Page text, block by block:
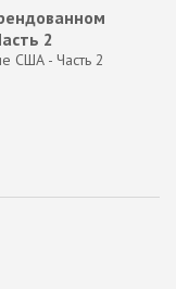
2
США - Часть 2